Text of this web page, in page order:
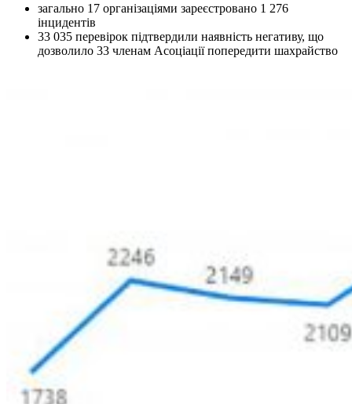
загально 17 організаціями зареєстровано 1 276
інцидентів
33 035 перевірок підтвердили наявність негативу, що
дозволило 33 членам Асоціації попередити шахрайство